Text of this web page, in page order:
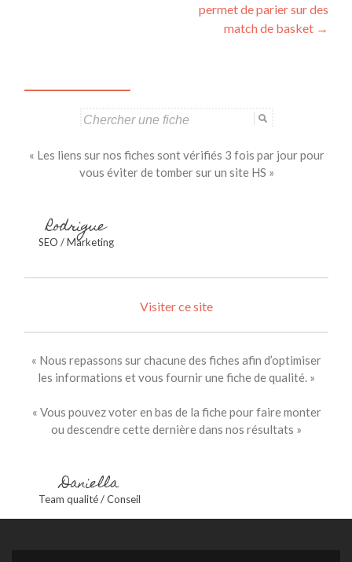
permet de parier sur des
match de basket →
« Les liens sur nos fiches sont vérifiés 3 fois par jour pour
vous éviter de tomber sur un site HS »
Rodrigue
SEO / Marketing
Visiter ce site
« Nous repassons sur chacune des fiches afin d’optimiser
les informations et vous fournir une fiche de qualité. »
« Vous pouvez voter en bas de la fiche pour faire monter
ou descendre cette dernière dans nos résultats »
Daniella
Team qualité / Conseil